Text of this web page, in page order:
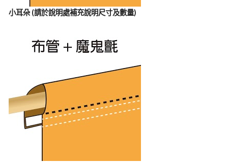
小耳朵 (請於說明處補充說明尺寸及數量)